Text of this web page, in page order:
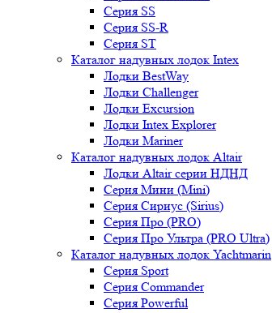
Серия SS
Серия SS-R
Серия ST
Каталог надувных лодок Intex
Лодки BestWay
Лодки Challenger
Лодки Excursion
Лодки Intex Explorer
Лодки Mariner
Каталог надувных лодок Altair
Лодки Altair серии НДНД
Серия Мини (Mini)
Серия Сириус (Sirius)
Серия Про (PRO)
Серия Про Ультра (PRO Ultra)
Каталог надувных лодок Yachtmarin
Серия Sport
Серия Commander
Серия Powerful